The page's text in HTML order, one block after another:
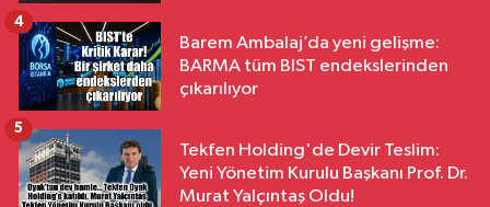
Barem Ambalaj’da yeni gelişme:
BARMA tüm BIST endekslerinden
çıkarılıyor
4
Tekfen Holding'de Devir Teslim:
Yeni Yönetim Kurulu Başkanı Prof. Dr.
Murat Yalçıntaş Oldu!
5